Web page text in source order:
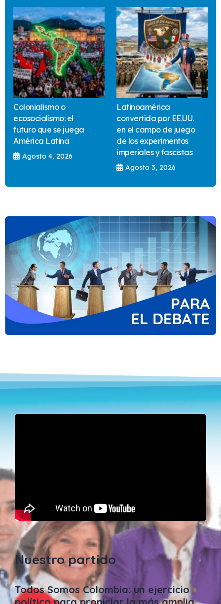
Colonialismo o
ecosocialismo: el
futuro que se juega
América Latina
Agosto 4, 2026
Latinoamérica
convertida por EE.UU.
en el campo de juego
de los experimentos
imperiales y fascistas
Agosto 3, 2026
Nuestro partido
Todos Somos Colombia: un ejercicio